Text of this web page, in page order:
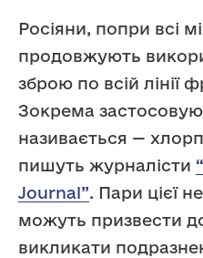
Росіяни, попри всі
продовжують
зброю по всій лінії
Зокрема
називається —
пишуть журналісти
Journal”. Пари цієї
можуть призвести
викликати